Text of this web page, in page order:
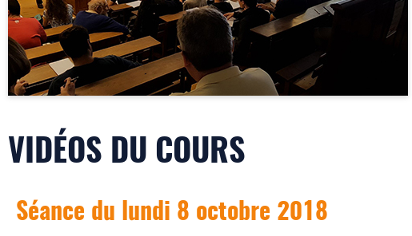
VIDÉOS DU COURS
Séance du lundi 8 octobre 2018